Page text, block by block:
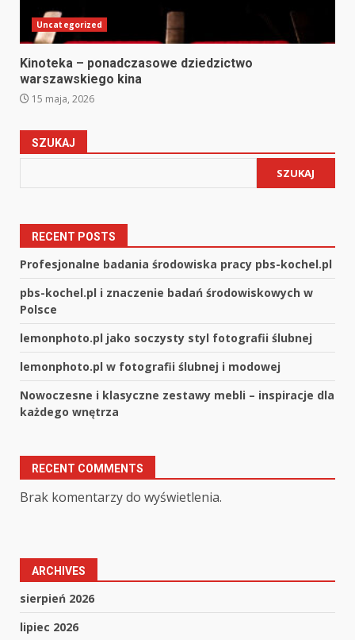
Uncategorized
Kinoteka – ponadczasowe dziedzictwo
warszawskiego kina
15 maja, 2026
SZUKAJ
SZUKAJ
RECENT POSTS
Profesjonalne badania środowiska pracy pbs-kochel.pl
pbs-kochel.pl i znaczenie badań środowiskowych w
Polsce
lemonphoto.pl jako soczysty styl fotografii ślubnej
lemonphoto.pl w fotografii ślubnej i modowej
Nowoczesne i klasyczne zestawy mebli – inspiracje dla
każdego wnętrza
RECENT COMMENTS
Brak komentarzy do wyświetlenia.
ARCHIVES
sierpień 2026
lipiec 2026